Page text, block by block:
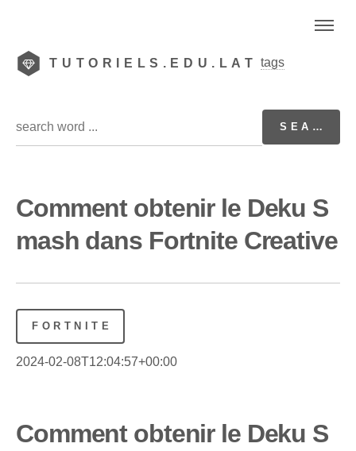
TUTORIELS.EDU.LAT tags
Comment obtenir le Deku S
mash dans Fortnite Creative
FORTNITE
2024-02-08T12:04:57+00:00
Comment obtenir le Deku S